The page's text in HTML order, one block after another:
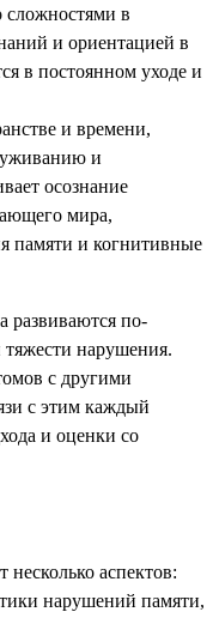
сложностями в
и ориентацией в
в постоянном уходе и
и времени,
и
осознание
мира,
памяти и когнитивные
развиваются по-
нарушения.
с другими
с этим каждый
и оценки со
аспектов:
нарушений памяти,